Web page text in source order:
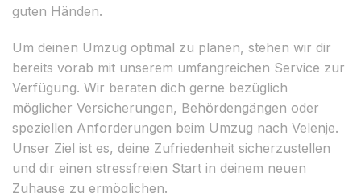
guten Händen.
Um deinen Umzug optimal zu planen, stehen wir dir
bereits vorab mit unserem umfangreichen Service zur
Verfügung. Wir beraten dich gerne bezüglich
möglicher Versicherungen, Behördengängen oder
speziellen Anforderungen beim Umzug nach Velenje.
Unser Ziel ist es, deine Zufriedenheit sicherzustellen
und dir einen stressfreien Start in deinem neuen
Zuhause zu ermöglichen.